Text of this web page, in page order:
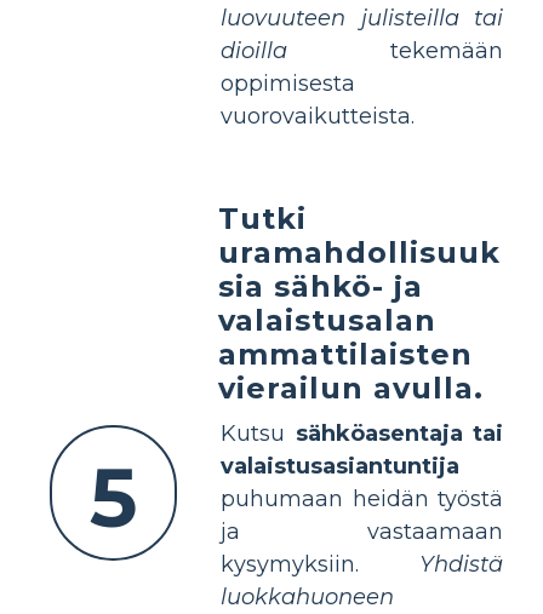
luovuuteen julisteilla tai
dioilla tekemään
oppimisesta
vuorovaikutteista.
5
Tutki
uramahdollisuuk
sia sähkö- ja
valaistusalan
ammattilaisten
vierailun avulla.
Kutsu sähköasentaja tai
valaistusasiantuntija
puhumaan heidän työstä
ja vastaamaan
kysymyksiin. Yhdistä
luokkahuoneen